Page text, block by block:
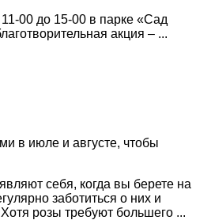
00 до 15-00 в парке «Сад
акция – ...
в июле и августе, чтобы
себя, когда вы берете на
заботиться о них и
розы требуют большего ...